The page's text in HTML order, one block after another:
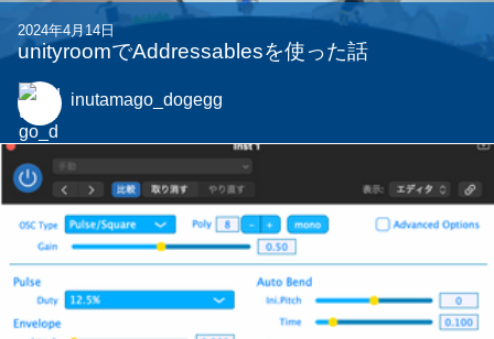
2024年4月14日
unityroomでAddressablesを使った話
inutamago_dogegg